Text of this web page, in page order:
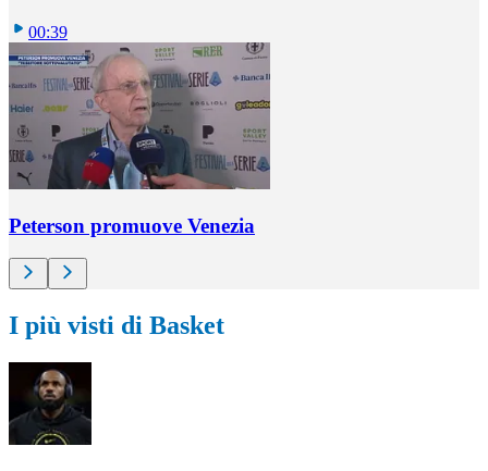
00:39
Peterson promuove Venezia
I più visti di Basket